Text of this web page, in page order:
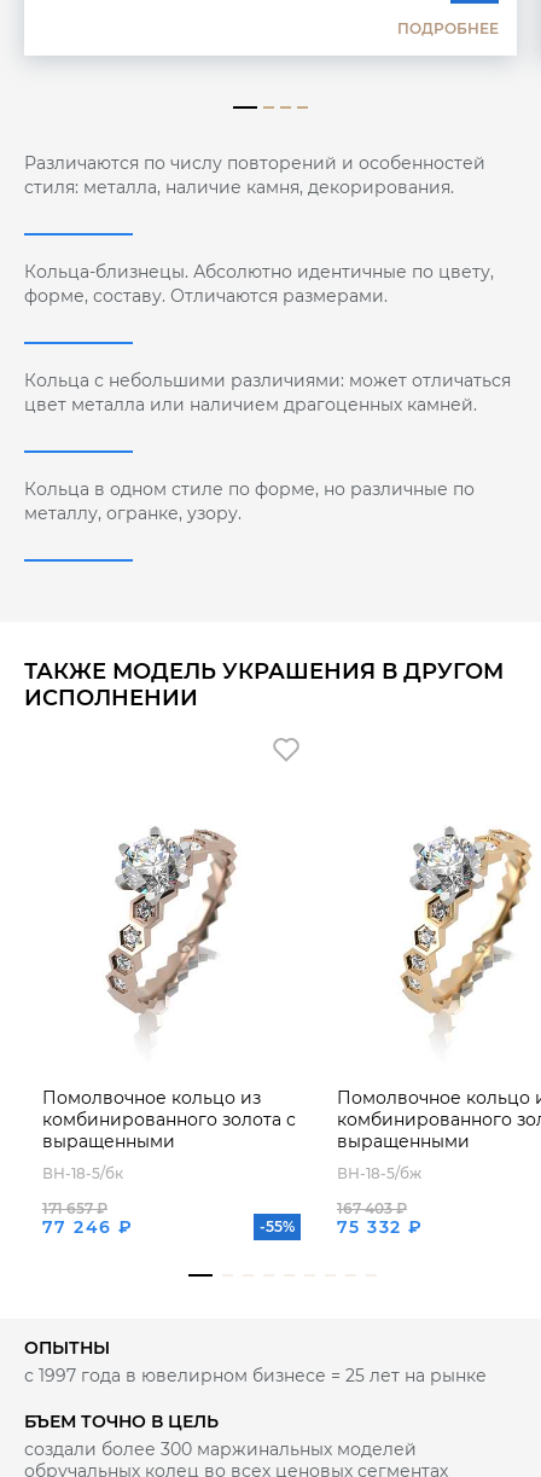
ПОДРОБНЕЕ
Различаются по числу повторений и особенностей
стиля: металла, наличие камня, декорирования.
Кольца-близнецы. Абсолютно идентичные по цвету,
форме, составу. Отличаются размерами.
Кольца с небольшими различиями: может отличаться
цвет металла или наличием драгоценных камней.
Кольца в одном стиле по форме, но различные по
металлу, огранке, узору.
ТАКЖЕ МОДЕЛЬ УКРАШЕНИЯ В ДРУГОМ
ИСПОЛНЕНИИ
Помолвочное кольцо из
комбинированного золота с
выращенными
бриллиантами
ВН-18-5/бк
77 246 ₽
171 657 ₽
-55%
Помолвочное кольцо
комбинированного
выращенными
бриллиантами
ВН-18-5/бж
75 332 ₽
167 403 ₽
ОПЫТНЫ
с 1997 года в ювелирном бизнесе = 25 лет на рынке
БЪЕМ ТОЧНО В ЦЕЛЬ
создали более 300 маржинальных моделей
обручальных колец во всех ценовых сегментах